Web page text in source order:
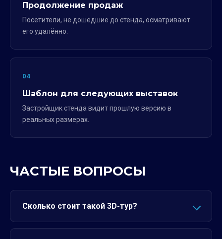
Продолжение продаж
Посетители, не дошедшие до стенда, осматривают
его удалённо.
04
Шаблон для следующих выставок
Застройщик стенда видит прошлую версию в
реальных размерах.
ЧАСТЫЕ ВОПРОСЫ
Сколько стоит такой 3D-тур?